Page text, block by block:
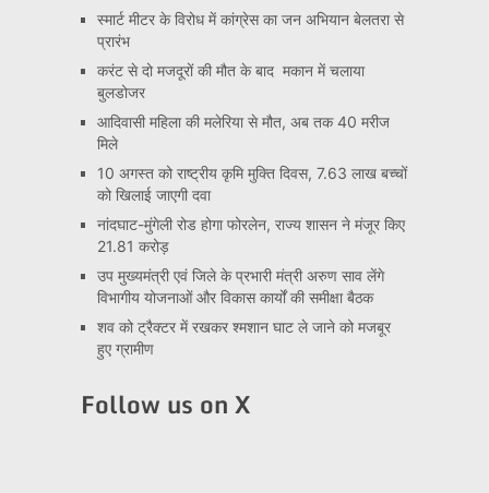
स्मार्ट मीटर के विरोध में कांग्रेस का जन अभियान बेलतरा से
प्रारंभ
करंट से दो मजदूरों की मौत के बाद मकान में चलाया
बुलडोजर
आदिवासी महिला की मलेरिया से मौत, अब तक 40 मरीज
मिले
10 अगस्त को राष्ट्रीय कृमि मुक्ति दिवस, 7.63 लाख बच्चों
को खिलाई जाएगी दवा
नांदघाट-मुंगेली रोड होगा फोरलेन, राज्य शासन ने मंजूर किए
21.81 करोड़
उप मुख्यमंत्री एवं जिले के प्रभारी मंत्री अरुण साव लेंगे
विभागीय योजनाओं और विकास कार्यों की समीक्षा बैठक
शव को ट्रैक्टर में रखकर श्मशान घाट ले जाने को मजबूर
हुए ग्रामीण
Follow us on X